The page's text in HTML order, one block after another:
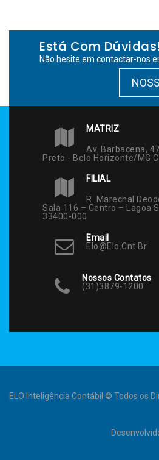
Está Com Dúvidas!
Não hesite em contactar-nos
MATRIZ
Av. Barbacena,
Preto - Belo Horizonte/MG
FILIAL
R. Marechal
Sala 116 – Centro – Lagoa
33400-000
Email
Elo@elo.cnt.br
Nossos Contatos
(31)3879-1200
ELO Inteligência Contábil © Todos os